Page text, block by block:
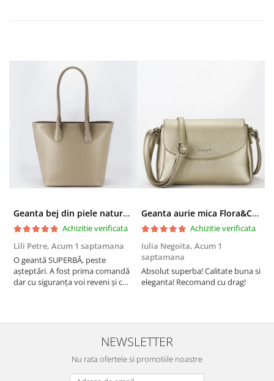
Geanta bej din piele naturala 8966 123
Achizitie verificata
Lili Petre, Acum 1 saptamana
O geantă SUPERBĂ, peste
așteptări. A fost prima comandă
dar cu siguranța voi reveni și cu
doua zi). RECOMAND SOFILINE!!!
Geanta aurie mica Flora&CO Paris H6930 16
Achizitie verificata
Iulia Negoita, Acum 1
saptamana
Absolut superba! Calitate buna si
eleganta! Recomand cu drag!
NEWSLETTER
Nu rata ofertele si promotiile noastre